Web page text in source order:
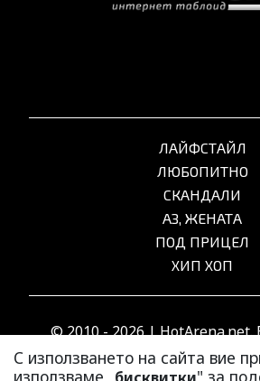
С използването на сайта вие
използваме „
" за
ЛАЙФСТАЙЛ
ЛЮБОПИТНО
СКАНДАЛИ
АЗ, ЖЕНАТА
ПОД ПРИЦЕЛ
ХИП ХОП
© 2010 - 2026 | HotArena.net.
запазени.